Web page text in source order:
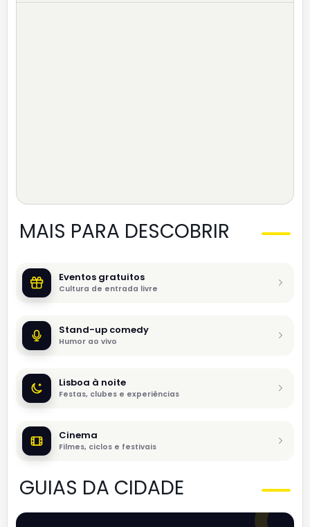
MAIS PARA DESCOBRIR
Eventos gratuitos
Cultura de entrada livre
Stand-up comedy
Humor ao vivo
Lisboa à noite
Festas, clubes e experiências
Cinema
Filmes, ciclos e festivais
GUIAS DA CIDADE